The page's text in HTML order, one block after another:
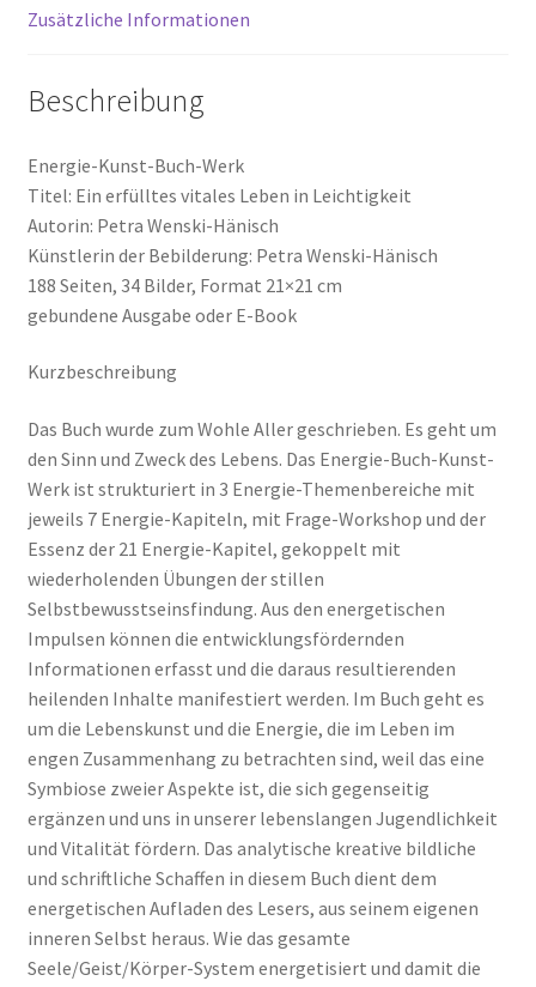
Zusätzliche Informationen
Beschreibung
Energie-Kunst-Buch-Werk
Titel: Ein erfülltes vitales Leben in Leichtigkeit
Autorin: Petra Wenski-Hänisch
Künstlerin der Bebilderung: Petra Wenski-Hänisch
188 Seiten, 34 Bilder, Format 21×21 cm
gebundene Ausgabe oder E-Book
Kurzbeschreibung
Das Buch wurde zum Wohle Aller geschrieben. Es geht um
den Sinn und Zweck des Lebens. Das Energie-Buch-Kunst-
Werk ist strukturiert in 3 Energie-Themenbereiche mit
jeweils 7 Energie-Kapiteln, mit Frage-Workshop und der
Essenz der 21 Energie-Kapitel, gekoppelt mit
wiederholenden Übungen der stillen
Selbstbewusstseinsfindung. Aus den energetischen
Impulsen können die entwicklungsfördernden
Informationen erfasst und die daraus resultierenden
heilenden Inhalte manifestiert werden. Im Buch geht es
um die Lebenskunst und die Energie, die im Leben im
engen Zusammenhang zu betrachten sind, weil das eine
Symbiose zweier Aspekte ist, die sich gegenseitig
ergänzen und uns in unserer lebenslangen Jugendlichkeit
und Vitalität fördern. Das analytische kreative bildliche
und schriftliche Schaffen in diesem Buch dient dem
energetischen Aufladen des Lesers, aus seinem eigenen
inneren Selbst heraus. Wie das gesamte
Seele/Geist/Körper-System energetisiert und damit die